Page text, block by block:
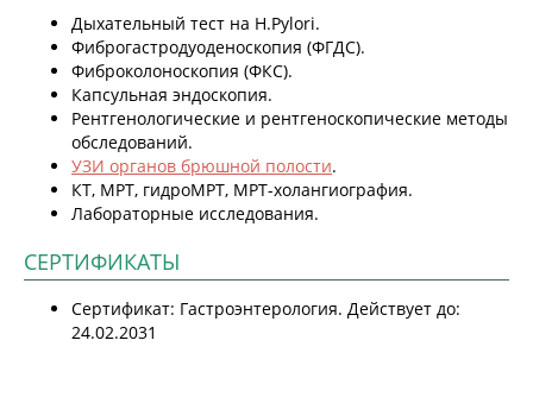
Дыхательный тест на Н.Рylori.
Фиброгастродуоденоскопия (ФГДС).
Фиброколоноскопия (ФКС).
Капсульная эндоскопия.
Рентгенологические и рентгеноскопические методы
обследований.
УЗИ органов брюшной полости.
КТ, МРТ, гидроМРТ, МРТ-холангиография.
Лабораторные исследования.
СЕРТИФИКАТЫ
Сертификат: Гастроэнтерология. Действует до:
24.02.2031